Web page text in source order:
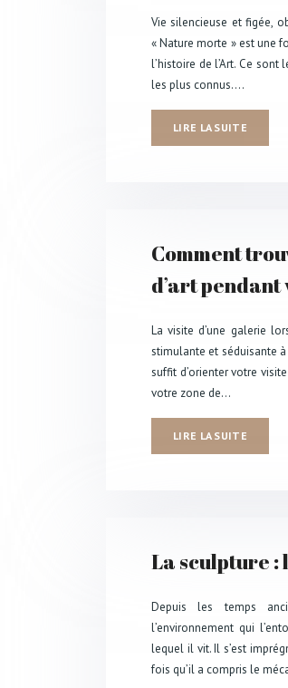
Vie silencieuse et figée,
« Nature morte » est une
l’histoire de l’Art. Ce
les plus connus….
LIRE LA SUITE
Comment
d’art pendant
La visite d’une galerie
stimulante et séduisante
suffit d’orienter votre
votre zone de…
LIRE LA SUITE
La sculpture :
Depuis les temps
l’environnement qui
lequel il vit. Il s’est
fois qu’il a compris le